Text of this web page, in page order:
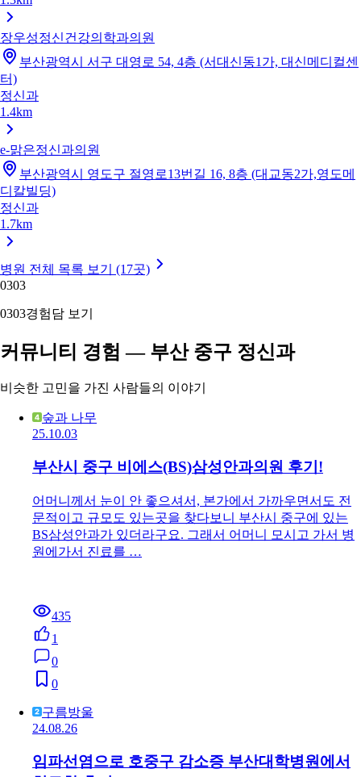
장우성정신건강의학과의원
부산광역시 서구 대영로 54, 4층 (서대신동1가, 대신메디컬센
터)
정신과
1.4km
e-맑은정신과의원
부산광역시 영도구 절영로13번길 16, 8층 (대교동2가,영도메
디칼빌딩)
정신과
1.7km
병원 전체 목록 보기 (17곳)
0303
0303경험담 보기
커뮤니티 경험 — 부산 중구 정신과
비슷한 고민을 가진 사람들의 이야기
숲과 나무
25.10.03
부산시 중구 비에스(BS)삼성안과의원 후기!
어머니께서 눈이 안 좋으셔서, 본가에서 가까우면서도 전
문적이고 규모도 있는곳을 찾다보니 부산시 중구에 있는
BS삼성안과가 있더라구요. 그래서 어머니 모시고 가서 병
원에가서 진료를 …